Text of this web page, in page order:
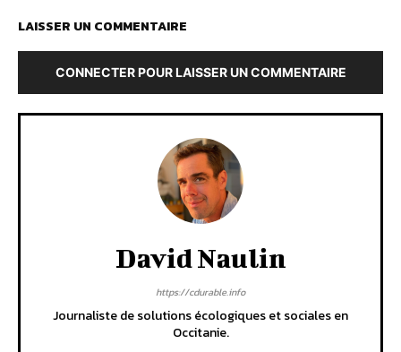
LAISSER UN COMMENTAIRE
CONNECTER POUR LAISSER UN COMMENTAIRE
David Naulin
https://cdurable.info
Journaliste de solutions écologiques et sociales en
Occitanie.